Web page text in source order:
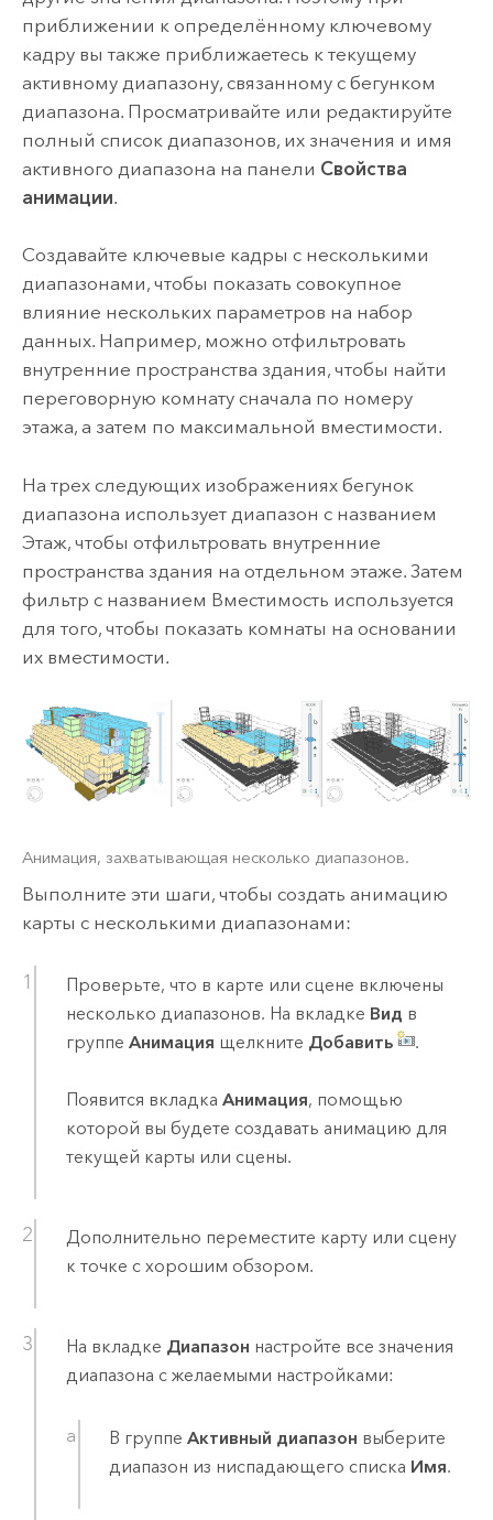
приближении к определённому ключевому
кадру вы также приближаетесь к текущему
активному диапазону, связанному с бегунком
диапазона. Просматривайте или редактируйте
полный список диапазонов, их значения и имя
активного диапазона на панели Свойства
анимации.
Создавайте ключевые кадры с несколькими
диапазонами, чтобы показать совокупное
влияние нескольких параметров на набор
данных. Например, можно отфильтровать
внутренние пространства здания, чтобы найти
переговорную комнату сначала по номеру
этажа, а затем по максимальной вместимости.
На трех следующих изображениях бегунок
диапазона использует диапазон с названием
Этаж, чтобы отфильтровать внутренние
пространства здания на отдельном этаже. Затем
фильтр с названием Вместимость используется
для того, чтобы показать комнаты на основании
их вместимости.
Анимация, захватывающая несколько диапазонов.
Выполните эти шаги, чтобы создать анимацию
карты с несколькими диапазонами:
Проверьте, что в карте или сцене включены
несколько диапазонов. На вкладке Вид в
группе Анимация щелкните Добавить .
Появится вкладка Анимация, помощью
которой вы будете создавать анимацию для
текущей карты или сцены.
Дополнительно переместите карту или сцену
к точке с хорошим обзором.
На вкладке Диапазон настройте все значения
диапазона с желаемыми настройками:
В группеАктивный диапазон выберите
диапазон из ниспадающего списка Имя.